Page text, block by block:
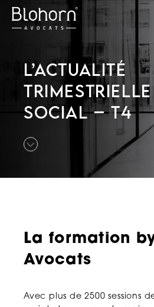
L’ACTUALITÉ
SOCIAL – T4
La formation
Avocats
Avec plus de 2500 sessions